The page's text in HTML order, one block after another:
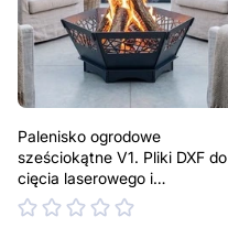
Palenisko ogrodowe
sześciokątne V1. Pliki DXF do
cięcia laserowego i
plazmowego